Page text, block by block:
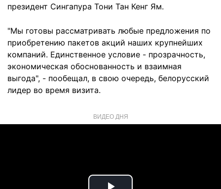
президент Сингапура Тони Тан Кенг Ям.
"Мы готовы рассматривать любые предложения по
приобретению пакетов акций наших крупнейших
компаний. Единственное условие - прозрачность,
экономическая обоснованность и взаимная
выгода", - пообещал, в свою очередь, белорусский
лидер во время визита.
ВИДЕО ДНЯ